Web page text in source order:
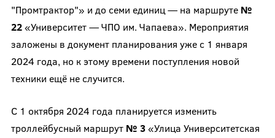
"Промтрактор"» и до семи единиц — на маршруте №
22«Университет — ЧПО им. Чапаева». Мероприятия
заложены в документ планирования уже с 1 января
2024 года, но к этому времени поступления новой
техники ещё не случится.
С 1 октября 2024 года планируется изменить
троллейбусный маршрут № 3«Улица Университетская